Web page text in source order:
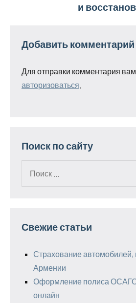
и
Добавить комментарий
Для отправки комментария
авторизоваться
Поиск по сайту
Свежие статьи
Страхование автомобилей,
Армении
Оформление полиса
онлайн